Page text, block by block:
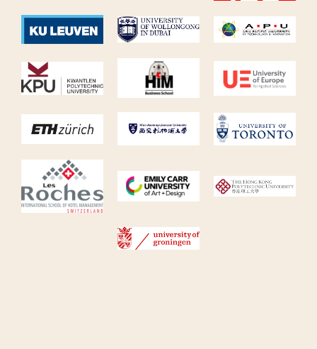
Terms of Use
Term and Conditions